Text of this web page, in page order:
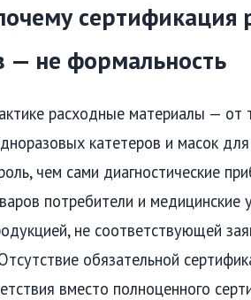
сертификация
— не формальность
расходные материалы — от
катетеров и масок
чем сами диагностические
потребители и
не соответствующей
обязательной
вместо полноценного